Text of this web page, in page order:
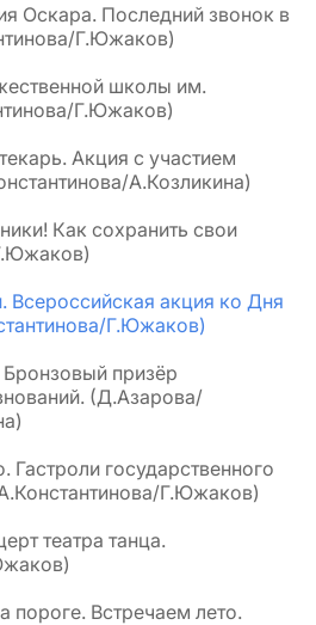
Оскара. Последний звонок в
Г.Южаков)
школы им.
Г.Южаков)
Акция с участием
А.Козликина)
Как сохранить свои
Всероссийская акция ко Дня
Г.Южаков)
призёр
(Д.Азарова/
Гастроли государственного
Г.Южаков)
театра танца.
пороге. Встречаем лето.